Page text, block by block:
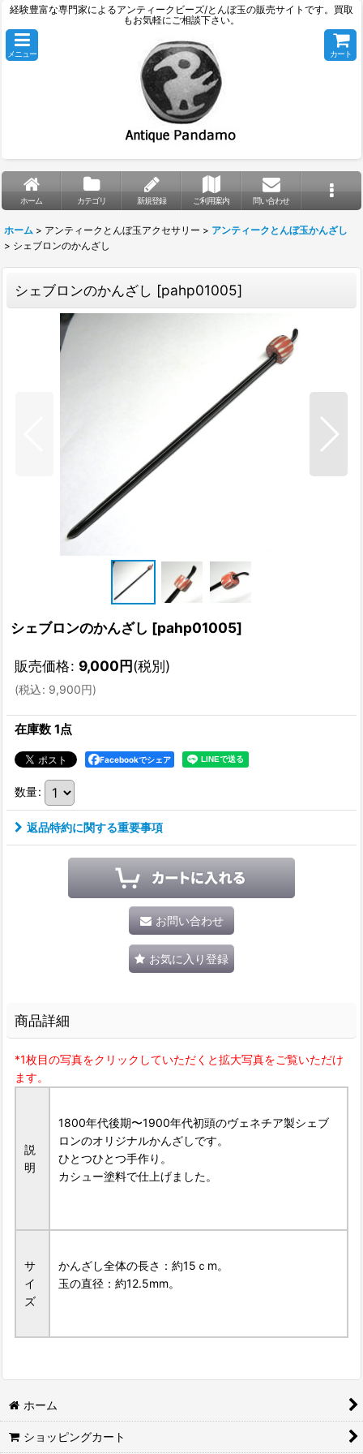
経験豊富な専門家によるアンティークビーズ/とんぼ玉の販売サイトです。買取
もお気軽にご相談下さい。
メニュー カート
ホーム カテゴリ 新規登録 ご利用案内 問い合わせ
ホーム > アンティークとんぼ玉アクセサリー > アンティークとんぼ玉かんざし
> シェブロンのかんざし
シェブロンのかんざし [pahp01005]
シェブロンのかんざし [pahp01005]
販売価格: 9,000円(税別)
(税込: 9,900円)
在庫数 1点
Facebookでシェア
数量:
返品特約に関する重要事項
お問い合わせ
お気に入り登録
商品詳細
*1枚目の写真をクリックしていただくと拡大写真をご覧いただけ
ます。
説
明
1800年代後期〜1900年代初頭のヴェネチア製シェブ
ロンのオリジナルかんざしです。
ひとつひとつ手作り。
カシュー塗料で仕上げました。
サ
イ
ズ
かんざし全体の長さ：約15ｃm。
玉の直径：約12.5mm。
ホーム
ショッピングカート